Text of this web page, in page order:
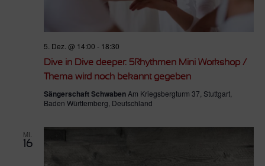
5. Dez. @ 14:00 - 18:30
Dive in Dive deeper: 5Rhythmen Mini Workshop /
Thema wird noch bekannt gegeben
Sängerschaft Schwaben Am Kriegsbergturm 37, Stuttgart,
Baden Württemberg, Deutschland
MI.
16